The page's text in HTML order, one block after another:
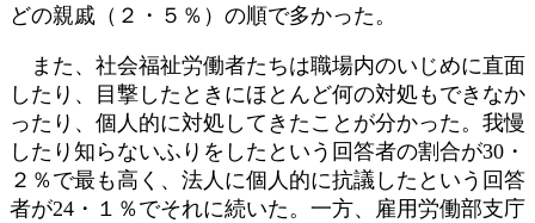
どの親戚（２・５％）の順で多かった。
また、社会福祉労働者たちは職場内のいじめに直面
したり、目撃したときにほとんど何の対処もできなか
ったり、個人的に対処してきたことが分かった。我慢
したり知らないふりをしたという回答者の割合が30・
２％で最も高く、法人に個人的に抗議したという回答
者が24・１％でそれに続いた。一方、雇用労働部支庁